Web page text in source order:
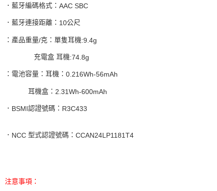
．藍牙編碼格式： AAC SBC
．藍牙連接距離： 10公尺
：產品重量/克：單隻耳機:9.4g
充電盒 耳機:74.8g
：電池容量：耳機： 0.216Wh-56mAh
耳機盒： 2.31Wh-600mAh
． BSMI認證號碼： R3C433
． NCC 型式認證號碼： CCAN24LP1181T4
注意事項：